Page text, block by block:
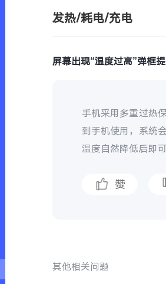
发热/耗电/充电
屏幕出现“温度过高”弹框提
手机采用多重过热
到手机使用，系统
温度自然降低后即可
赞
其他相关问题